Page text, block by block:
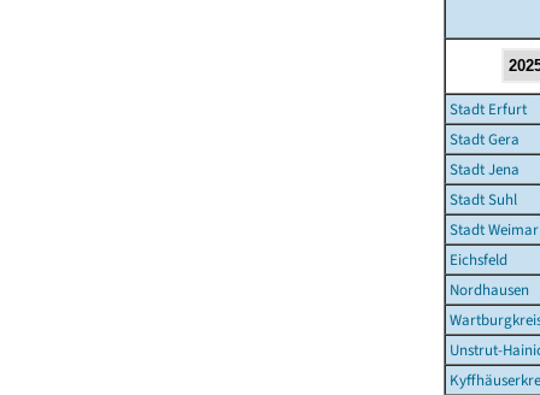
Stadt Erfurt
Stadt Gera
Stadt Jena
Stadt Suhl
Stadt Weimar
Eichsfeld
Nordhausen
Unstrut-